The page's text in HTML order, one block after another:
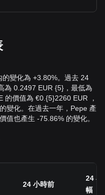
變化為 +3.80%。過去 24
為 0.2497 EUR {5}，最低為
的價值為 €0.{5}2260 EUR ，
變化。在過去一年，Pepe 產
值也產生 -75.86% 的變化。
24 小時前
24 小
幅